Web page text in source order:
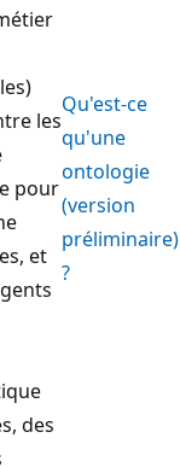
les
pour
et
Qu'est-ce
qu'une
ontologie
(version
préliminaire)
?
des